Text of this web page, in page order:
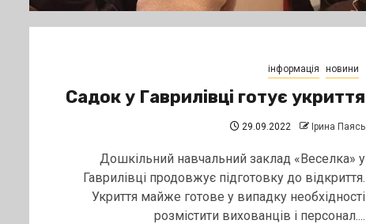
інформація новини
Садок у Гаврилівці готує укриття
29.09.2022 Ірина Паясь
Дошкільний навчальний заклад «Веселка» у
Гаврилівці продовжує підготовку до відкриття.
Укриття майже готове у випадку необхідності
розмістити вихованців і персонал....